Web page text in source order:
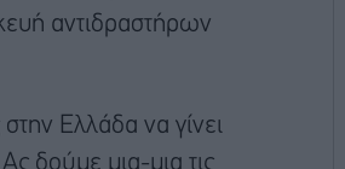
αντιδραστήρων
Ελλάδα να γίνει
δούμε μια-μια τις